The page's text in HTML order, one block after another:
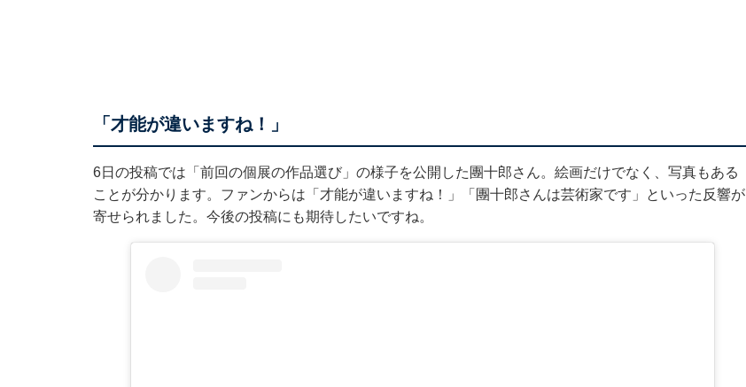
「才能が違いますね！」
6日の投稿では「前回の個展の作品選び」の様子を公開した團十郎さん。絵画だけでなく、写真もある
ことが分かります。ファンからは「才能が違いますね！」「團十郎さんは芸術家です」といった反響が
寄せられました。今後の投稿にも期待したいですね。